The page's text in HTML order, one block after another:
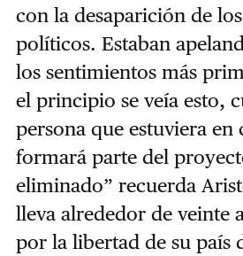
con la desaparición de
políticos. Estaban
los sentimientos más
el principio se veía esto,
persona que estuviera
formará parte del
eliminado” recuerda
lleva alrededor de veinte
por la libertad de su país